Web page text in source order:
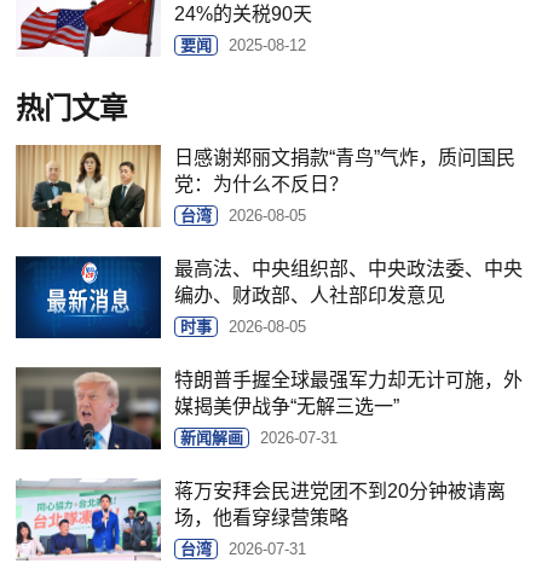
24%的关税90天
要闻 2025-08-12
热门文章
日感谢郑丽文捐款“青鸟”气炸，质问国民
党：为什么不反日？
台湾 2026-08-05
最高法、中央组织部、中央政法委、中央
编办、财政部、人社部印发意见
时事 2026-08-05
特朗普手握全球最强军力却无计可施，外
媒揭美伊战争“无解三选一”
新闻解画 2026-07-31
蒋万安拜会民进党团不到20分钟被请离
场，他看穿绿营策略
台湾 2026-07-31